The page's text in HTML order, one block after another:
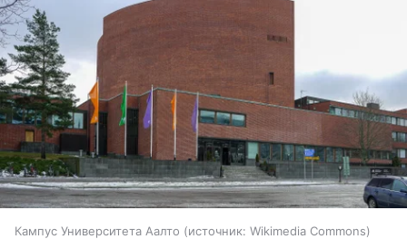
Кампус Университета Аалто источник: Wikimedia Commons